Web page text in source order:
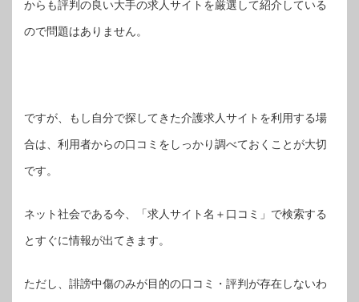
からも評判の良い大手の求人サイトを厳選して紹介している
ので問題はありません。
ですが、もし自分で探してきた介護求人サイトを利用する場
合は、利用者からの口コミをしっかり調べておくことが大切
です。
ネット社会である今、「求人サイト名＋口コミ」で検索する
とすぐに情報が出てきます。
ただし、誹謗中傷のみが目的の口コミ・評判が存在しないわ